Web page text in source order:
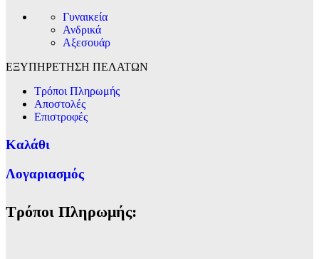
Γυναικεία
Ανδρικά
Αξεσουάρ
ΕΞΥΠΗΡΕΤΗΣΗ ΠΕΛΑΤΩΝ
Τρόποι Πληρωμής
Αποστολές
Επιστροφές
Καλάθι
Λογαριασμός
Τρόποι Πληρωμής: